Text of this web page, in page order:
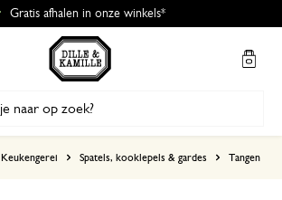
Gratis afhalen in onze winkels*
Keukengerei Spatels, kooklepels & gardes Tangen
5